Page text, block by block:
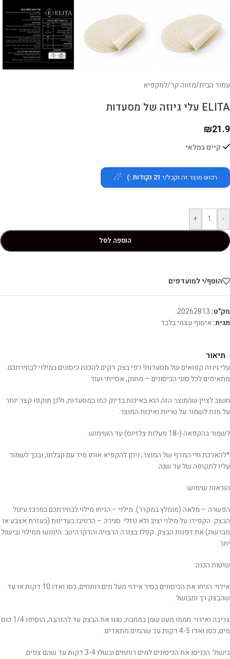
עמוד הבית/מזווה קר/למקפיא
ELITA עלי גיוזה של מסעדות
₪21.9
קיים במלאי
רכוש מוצר זה וקבל/י 21 נקודות :)
-
+
הוספה לסל
הוסף/י למועדפים
מק"ט: 20262813
תגית:איסוף עצמי בלבד
תיאור
עלי גיוזה קפואים של מסעדות! דפי בצק דקים להכנת כיסונים במילוי לבחירתכם.
מתאימים לכל סוגי הכיסונים – מתוק, אסייתי ועוד.
חשוב לציין שהמוצר הזה הוא באיכות בדיוק כמו במסעדות, ולכן תוקפו קצר יותר
על מנת לשמור על טריות ואיכות המוצר.
לשמור בהקפאה (-18 מעלות צלזיוס) עד השימוש.
*להארכת חיי המדף של המוצר, ניתן להקפיא אותו מיד עם קבלתו, ובכך לשמור
עליו לתקופה של עד שנה.
הוראות שימוש:
הפשרה – מלאה (מומלץ במקרר). מילוי – הניחו מילוי לבחירתכם במרכז עיגול
הבצק. הקפידו על מילוי יציב ולא נוזלי. סגירה – הרטיבו בעדינות (בעזרת אצבע או
מברשת) את דפנות הבצק. קפלו בצורה הרצויה והדקו היטב. הימנעו ממילוי ובישול
יתר.
שיטות הכנה:
אידוי: הניחו את הכיסונים בסיר אידוי מעל מים רותחים, כסו ואדו 10 דקות או עד
שהבצק רך ומבושל.
צריבה ואידוי: חממו מעט שמן במחבת, טגנו את הבצק עד להזהבה, הוסיפו 1/4 כוס
מים, כסו ואדו 4-5 דקות עד שהמים מתאדים.
בישול: הכניסו את הכיסונים למים רותחים ובשלו 3-4 דקות עד שהם צפים.